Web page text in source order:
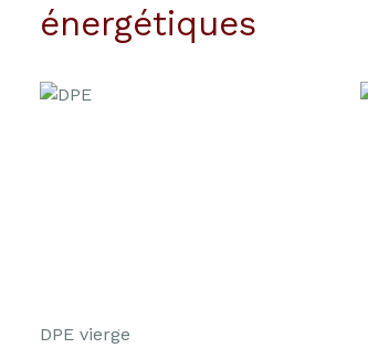
énergétiques
DPE vierge